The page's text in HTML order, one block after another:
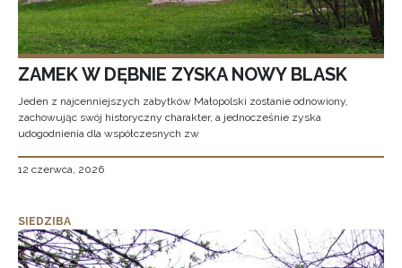
ZAMEK W DĘBNIE ZYSKA NOWY BLASK
Jeden z najcenniejszych zabytków Małopolski zostanie odnowiony,
zachowując swój historyczny charakter, a jednocześnie zyska
udogodnienia dla współczesnych zw
12 czerwca, 2026
SIEDZIBA